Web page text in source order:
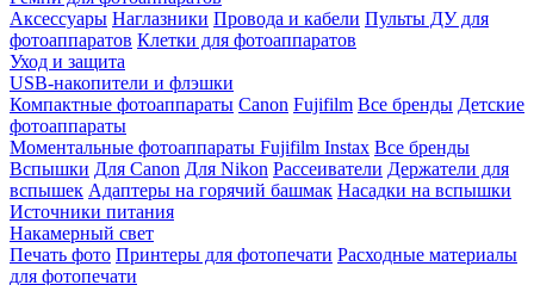
Аксессуары Наглазники Провода и кабели Пульты ДУ для
фотоаппаратов Клетки для фотоаппаратов
Уход и защита
USB-накопители и флэшки
Компактные фотоаппараты Canon Fujifilm Все бренды Детские
фотоаппараты
Моментальные фотоаппараты Fujifilm Instax Все бренды
Вспышки Для Canon Для Nikon Рассеиватели Держатели для
вспышек Адаптеры на горячий башмак Насадки на вспышки
Источники питания
Накамерный свет
Печать фото Принтеры для фотопечати Расходные материалы
для фотопечати